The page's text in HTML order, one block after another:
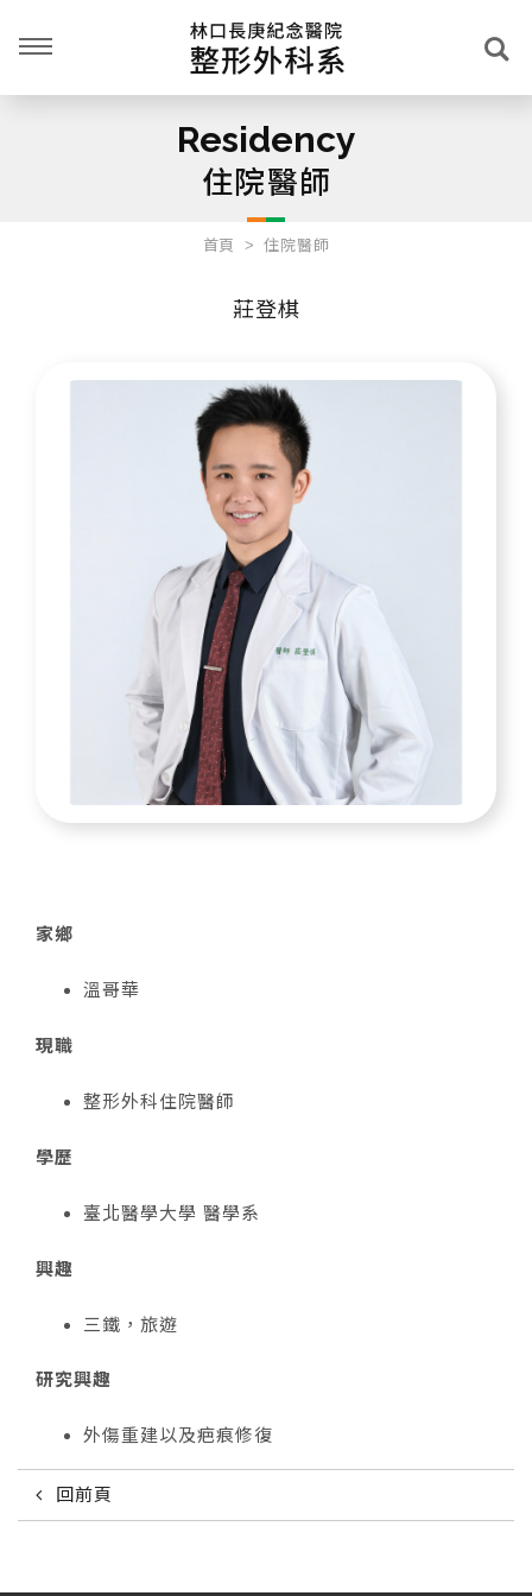
住院醫師
Residency
首頁 住院醫師
莊登棋
家鄉
溫哥華
現職
整形外科住院醫師
學歷
臺北醫學大學 醫學系
興趣
三鐵，旅遊
研究興趣
外傷重建以及疤痕修復
回前頁